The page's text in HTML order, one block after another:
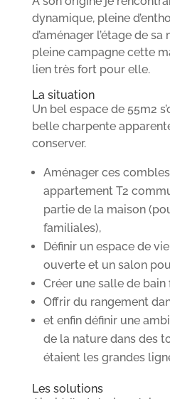
dynamique, pleine
d’aménager l’étage de
pleine campagne cette
lien très fort pour elle.
La situation
Un bel espace de 55m2
belle charpente
conserver.
Aménager ces combles
appartement T2
partie de la maison
familiales),
Définir un espace de
ouverte et un salon
Créer une salle de
Offrir du rangement
et enfin définir une
de la nature dans des
étaient les grandes
Les solutions